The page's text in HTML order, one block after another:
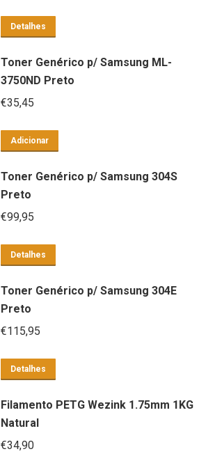
Detalhes
Toner Genérico p/ Samsung ML-
3750ND Preto
€35,45
Adicionar
Toner Genérico p/ Samsung 304S
Preto
€99,95
Detalhes
Toner Genérico p/ Samsung 304E
Preto
€115,95
Detalhes
Filamento PETG Wezink 1.75mm 1KG
Natural
€34,90